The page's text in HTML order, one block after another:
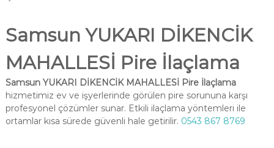
Samsun YUKARI DİKENCİK
MAHALLESİ Pire İlaçlama
Samsun YUKARI DİKENCİK MAHALLESİ Pire İlaçlama
hizmetimiz ev ve işyerlerinde görülen pire sorununa karşı
profesyonel çözümler sunar. Etkili ilaçlama yöntemleri ile
ortamlar kısa sürede güvenli hale getirilir. 0543 867 8769